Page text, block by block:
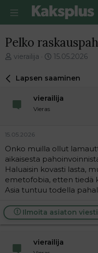
Pelko
V
e
i
t
u
n
a
l
o
t
t
a
a
vierailija
E
s
m
m
n
v
i
e
s
i
15.05.2026
Lapsen saaminen
vierailija
Vieras
15.05.2026
Onko muilla ollut
aikaisesta
Haluaisin kovasti lasta,
emetofobia, etten tiedä
Asia tuntuu todella
Ilmoita asiaton viesti
vierailija